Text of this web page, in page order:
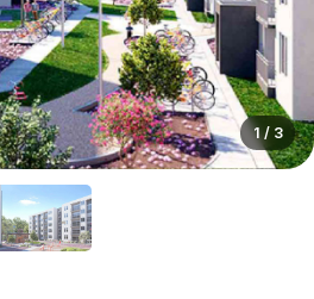
1 / 3